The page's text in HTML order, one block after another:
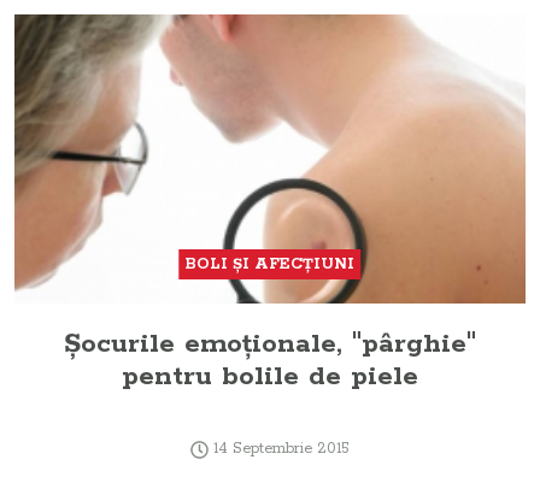
BOLI ŞI AFECŢIUNI
Şocurile emoţionale, "pârghie"
pentru bolile de piele
14 Septembrie 2015